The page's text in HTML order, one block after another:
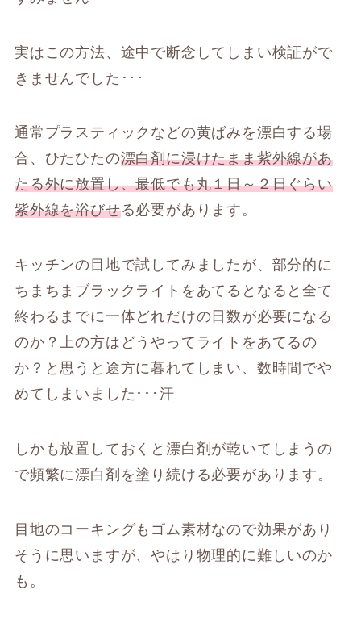
実はこの方法、途中で断念してしまい検証がで
きませんでした･･･
通常プラスティックなどの黄ばみを漂白する場
合、ひたひたの漂白剤に浸けたまま紫外線があ
たる外に放置し、最低でも丸１日～２日ぐらい
紫外線を浴びせる必要があります。
キッチンの目地で試してみましたが、部分的に
ちまちまブラックライトをあてるとなると全て
終わるまでに一体どれだけの日数が必要になる
のか？上の方はどうやってライトをあてるの
か？と思うと途方に暮れてしまい、数時間でや
めてしまいました･･･汗
しかも放置しておくと漂白剤が乾いてしまうの
で頻繁に漂白剤を塗り続ける必要があります。
目地のコーキングもゴム素材なので効果があり
そうに思いますが、やはり物理的に難しいのか
も。